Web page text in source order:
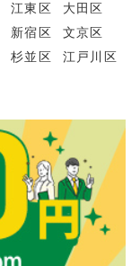
江東区
大田区
新宿区
文京区
杉並区
江戸川区